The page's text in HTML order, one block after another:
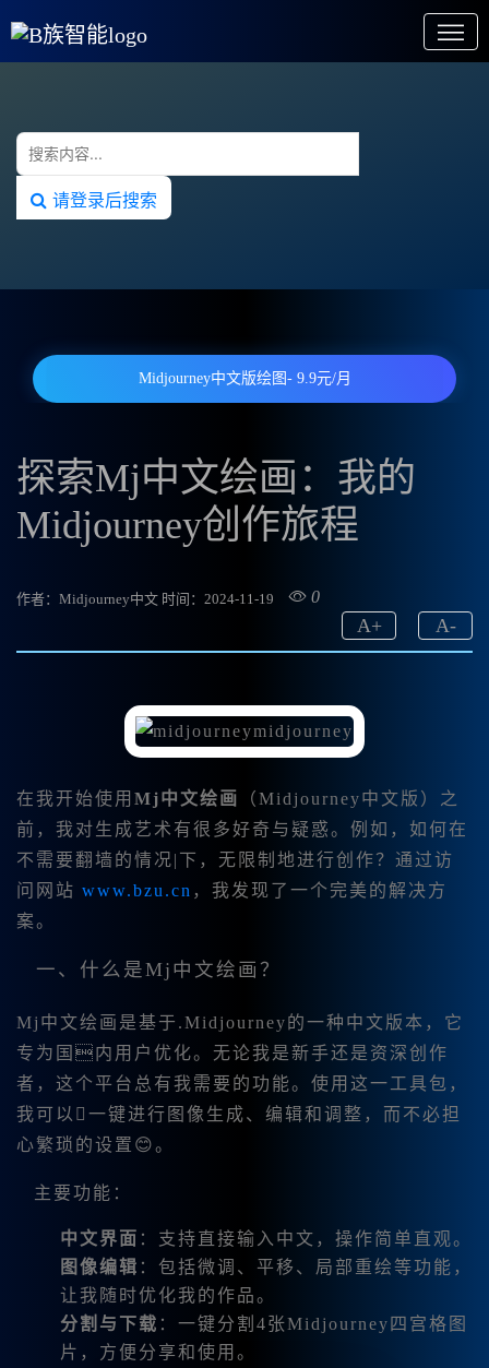
请登录后搜索
Midjourney中文版绘图- 9.9元/月
探索Mj中文绘画：我的
Midjourney创作旅程
作者：Midjourney中文 时间：2024-11-19 0
A-
A+
在我开始使用 Mj中文绘画
（Midjourney中文版）之
前，我对生成艺术有很多好奇与疑惑。例如，如何在
不需要翻墙的情况|下，无限制地进行创作？通过访
问网站 www.bzu.cn ，我发现了一个完美的解决方
案。
一、什么是Mj中文绘画？
Mj中文绘画是基于.Midjourney的一种中文版本，它
专为国内用户优化。无论我是新手还是资深创作
者，这个平台总有我需要的功能。使用这一工具包，
我可以一键进行图像生成、编辑和调整，而不必担
心繁琐的设置😊。
主要功能：
中文界面 ：支持直接输入中文，操作简单直观。
图像编辑 ：包括微调、平移、局部重绘等功能，
让我随时优化我的作品。
分割与下载 ：一键分割4张Midjourney四宫格图
片，方便分享和使用。